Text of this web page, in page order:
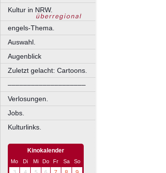
Kultur in NRW.
engels-Thema.
Auswahl.
Augenblick
Zuletzt gelacht: Cartoons.
––––––––––––––––––––
Verlosungen.
Jobs.
Kulturlinks.
Kinokalender
Mo Di Mi Do Fr Sa
So